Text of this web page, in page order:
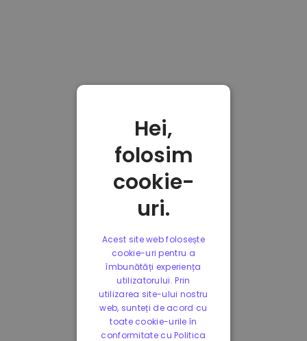
Hei,
folosim
cookie-
uri.
Acest site web folosește
cookie-uri pentru a
îmbunătăți experiența
utilizatorului. Prin
utilizarea site-ului nostru
web, sunteți de acord cu
toate cookie-urile în
conformitate cu Politica